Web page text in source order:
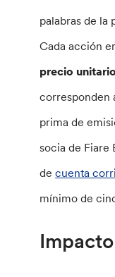
palabras de la
Cada acción
precio
corresponden
prima de
socia de Fiare
decuenta
mínimo de